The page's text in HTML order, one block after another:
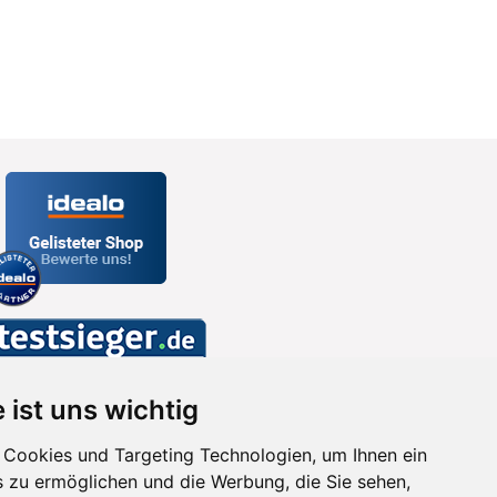
ist uns wichtig
und Targeting Technologien, um Ihnen ein
ermöglichen und die Werbung, die Sie sehen,